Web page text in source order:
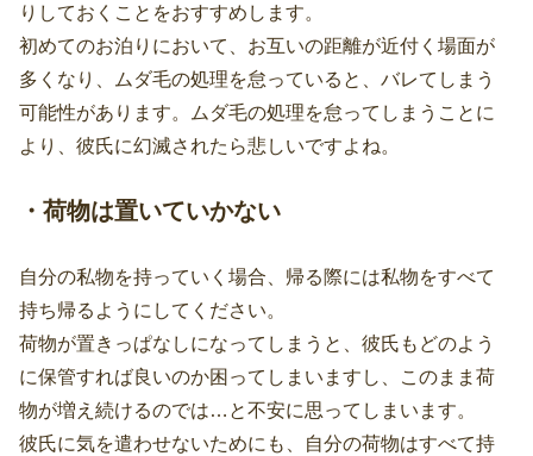
りしておくことをおすすめします。
初めてのお泊りにおいて、お互いの距離が近付く場面が
多くなり、ムダ毛の処理を怠っていると、バレてしまう
可能性があります。ムダ毛の処理を怠ってしまうことに
より、彼氏に幻滅されたら悲しいですよね。
・荷物は置いていかない
自分の私物を持っていく場合、帰る際には私物をすべて
持ち帰るようにしてください。
荷物が置きっぱなしになってしまうと、彼氏もどのよう
に保管すれば良いのか困ってしまいますし、このまま荷
物が増え続けるのでは…と不安に思ってしまいます。
彼氏に気を遣わせないためにも、自分の荷物はすべて持